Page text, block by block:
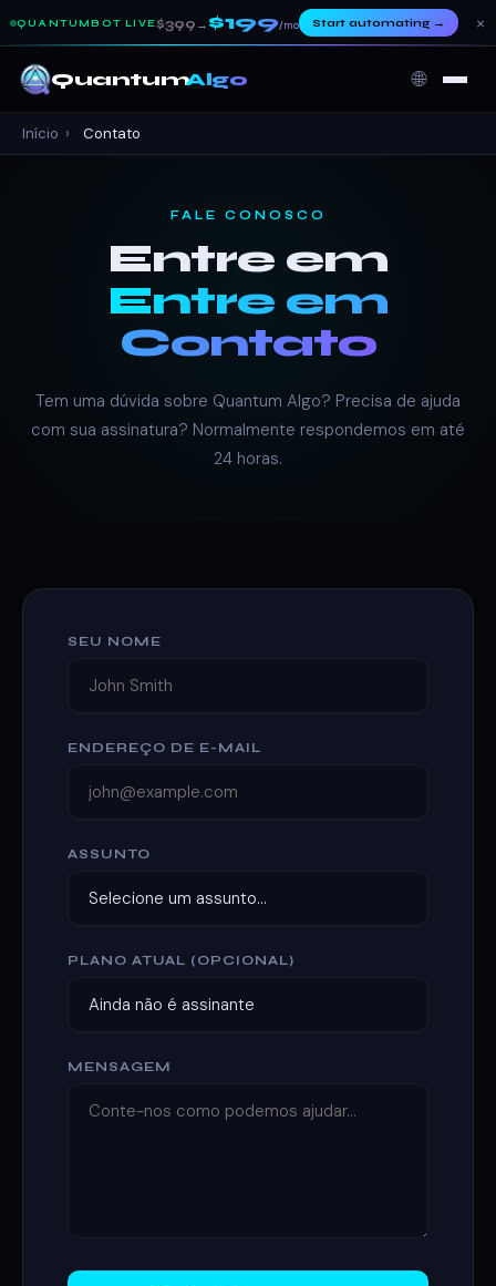
QUANTUMBOT LIVE $399 → $199/mo Start automating→ ×
QuantumAlgo 🌐
Início › Contato
FALE CONOSCO
Entre em
Entre em
Contato
Tem uma dúvida sobre Quantum Algo? Precisa de ajuda
com sua assinatura? Normalmente respondemos em até
24 horas.
SEU NOME
ENDEREÇO DE E-MAIL
ASSUNTO
PLANO ATUAL (OPCIONAL)
MENSAGEM